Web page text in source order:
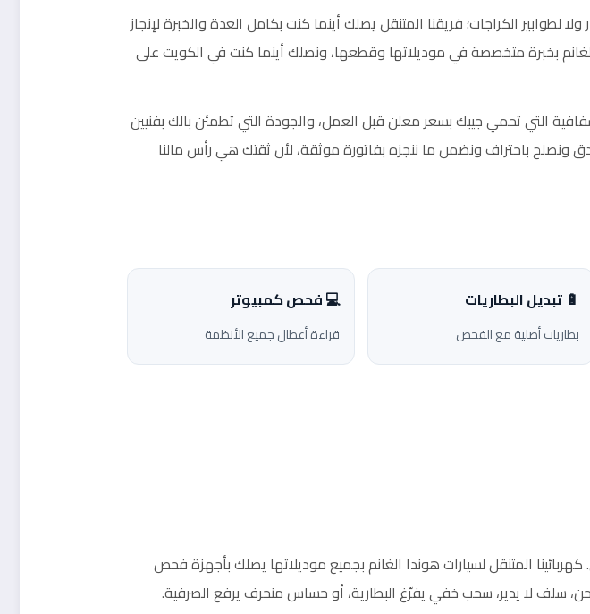
لطوابير الكراجات؛ فريقنا المتنقل يصلك أينما كنت بكامل العدة والخبرة لإنجاز
بخبرة متخصصة في موديلاتها وقطعها، ونصلك أينما كنت في الكويت على
التي تحمي جيبك بسعر معلن قبل العمل، والجودة التي تطمئن بالك بفنيين
باحتراف ونضمن ما ننجزه بفاتورة موثقة، لأن ثقتك هي رأس مالنا
🔋 تبديل البطاريات
بطاريات أصلية مع الفحص
💻 فحص كمبيوتر
قراءة أعطال جميع الأنظمة
المتنقل لسيارات هوندا الغانم بجميع موديلاتها يصلك بأجهزة فحص
لا يدير، سحب خفي يفرّغ البطارية، أو حساس منحرف يرفع الصرفية.